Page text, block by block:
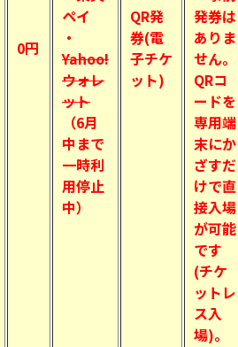
0円
ペイ
・
Yahoo!
ウォレ
ット
（6月
中まで
一時利
用停止
中）
QR発
券(電
子チケ
ット)
発券は
ありま
せん。
QRコ
ードを
専用端
末にか
ざすだ
けで直
接入場
が可能
です
(チケ
ットレ
ス入
場)。